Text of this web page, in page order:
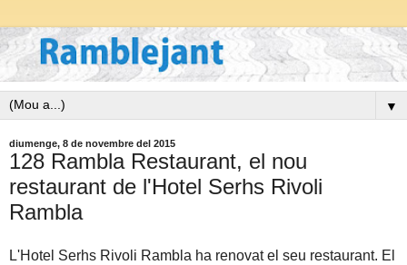
▼
diumenge, 8 de novembre del 2015
128 Rambla Restaurant, el nou
restaurant de l'Hotel Serhs Rivoli
Rambla
L'Hotel Serhs Rivoli Rambla ha renovat el seu restaurant. El